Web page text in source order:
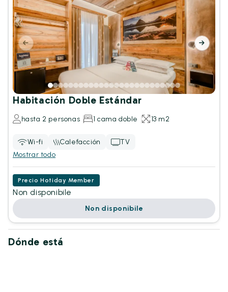
Habitación Doble Estándar
hasta 2 personas 1 cama doble 13 m2
Wi-fi Calefacción
TV
Mostrar todo
Precio Hotiday Member
Non disponibile
Non disponibile
Dónde está